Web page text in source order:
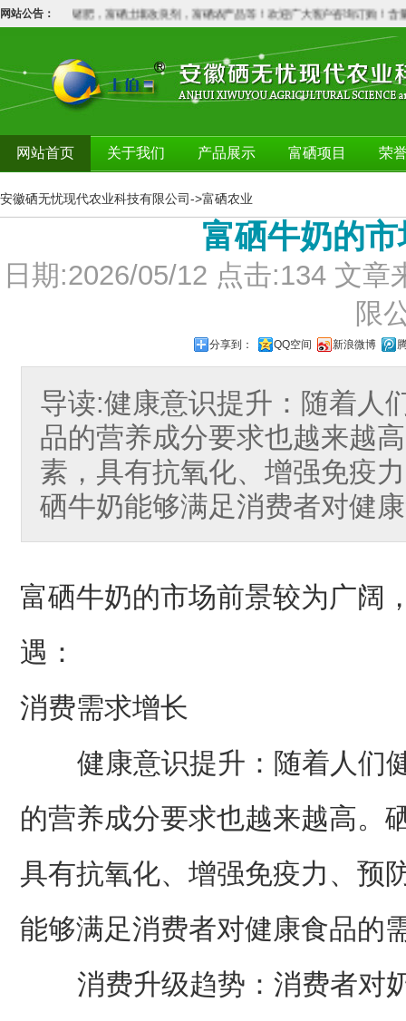
网站公告：
，铬肥，锗肥，富硒土壤改良剂，富硒农产品等！欢迎广大客户咨询订购！含量
网站首页 关于我们 产品展示 富硒项目 荣
安徽硒无忧现代农业科技有限公司->富硒农业
富硒牛奶的
日期:2026/05/12 点击:134 文
限
分享到： QQ空间 新浪微博
导读:健康意识提升：随着人
品的营养成分要求也越来越
素，具有抗氧化、增强免疫
硒牛奶能够满足消费者对健
富硒牛奶的市场前景较为广阔
遇：
消费需求增长
健康意识提升：随着人们
的营养成分要求也越来越高。
具有抗氧化、增强免疫力、预
能够满足消费者对健康食品的
消费升级趋势：消费者对奶